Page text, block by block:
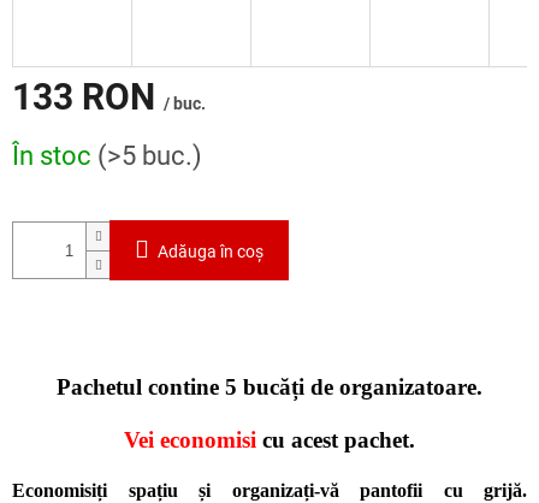
133 RON / buc.
Evaluare
preţ:
În stoc (>5 buc.)
Adăuga în coş
Pachetul contine 5 bucăți de organizatoare.
Vei economisi cu acest pachet.
Economisiți spațiu și organizați-vă pantofii cu grijă.